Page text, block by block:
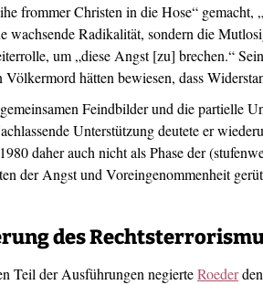
frommer Christen in die Hose“
wachsende Radikalität, sondern die
um „diese Angst [zu] brechen.“
Völkermord hätten bewiesen, dass
Feindbilder und die partielle
Unterstützung deutete er
daher auch nicht als Phase der
der Angst und Voreingenommenheit
des
Teil der Ausführungen negierteRoeder